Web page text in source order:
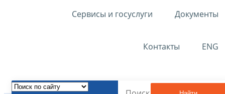
Сервисы и госуслуги Документы
Контакты ENG